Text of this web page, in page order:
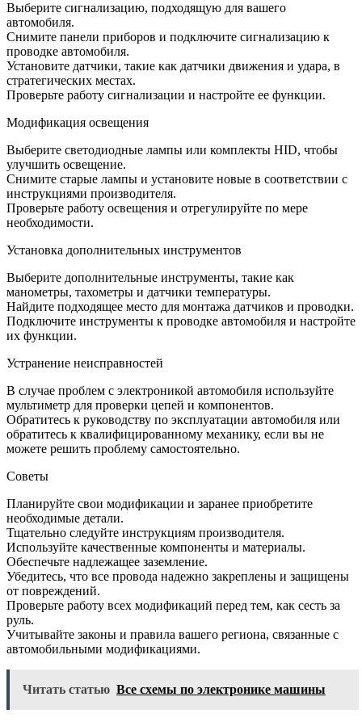
Выберите сигнализацию, подходящую для вашего
автомобиля.
Снимите панели приборов и подключите сигнализацию к
проводке автомобиля.
Установите датчики, такие как датчики движения и удара, в
стратегических местах.
Проверьте работу сигнализации и настройте ее функции.
Модификация освещения
Выберите светодиодные лампы или комплекты HID, чтобы
улучшить освещение.
Снимите старые лампы и установите новые в соответствии с
инструкциями производителя.
Проверьте работу освещения и отрегулируйте по мере
необходимости.
Установка дополнительных инструментов
Выберите дополнительные инструменты, такие как
манометры, тахометры и датчики температуры.
Найдите подходящее место для монтажа датчиков и проводки.
Подключите инструменты к проводке автомобиля и настройте
их функции.
Устранение неисправностей
В случае проблем с электроникой автомобиля используйте
мультиметр для проверки цепей и компонентов.
Обратитесь к руководству по эксплуатации автомобиля или
обратитесь к квалифицированному механику, если вы не
можете решить проблему самостоятельно.
Советы
Планируйте свои модификации и заранее приобретите
необходимые детали.
Тщательно следуйте инструкциям производителя.
Используйте качественные компоненты и материалы.
Обеспечьте надлежащее заземление.
Убедитесь, что все провода надежно закреплены и защищены
от повреждений.
Проверьте работу всех модификаций перед тем, как сесть за
руль.
Учитывайте законы и правила вашего региона, связанные с
автомобильными модификациями.
Читать статью Все схемы по электронике машины